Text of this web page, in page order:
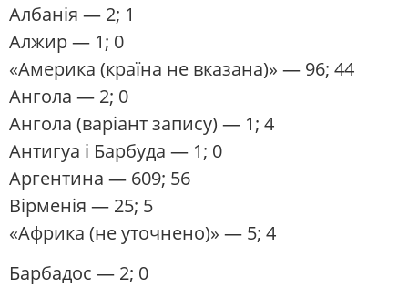
Албанія — 2; 1
Алжир— 1; 0
«Америка (країна не вказана)» — 96; 44
Ангола — 2; 0
Ангола (варіант запису) — 1; 4
Антигуа і Барбуда — 1; 0
Аргентина — 609; 56
Вірменія — 25; 5
«Африка (не уточнено)» — 5; 4
Барбадос — 2; 0